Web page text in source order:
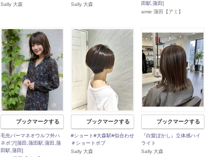
Sally 大森
Sally 大森
田駅,蒲田]
amie 蒲田【アミ】
ブックマークする
毛先パーマネオウルフ外ハ
ネボブ[蒲田,蒲田駅,蒲田,蒲
田駅,蒲田]
ブックマークする
#ショート#大森駅#似合わせ
＃ショートボブ
Sally 大森
ブックマークする
『白髪ぼかし』立体感ハイ
ライト
Sally 大森